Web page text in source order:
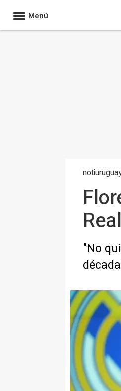
Menú
noti
"No